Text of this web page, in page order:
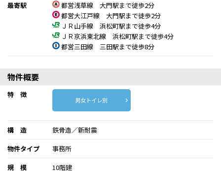
最寄駅
都営浅草線 大門駅まで徒歩2分
都営大江戸線 大門駅まで徒歩2分
ＪＲ山手線 浜松町駅まで徒歩4分
ＪＲ京浜東北線 浜松町駅まで徒歩4分
都営三田線 三田駅まで徒歩8分
物件概要
特 徴
男女トイレ別
構 造
鉄骨造／新耐震
物件タイプ
事務所
規 模
10階建